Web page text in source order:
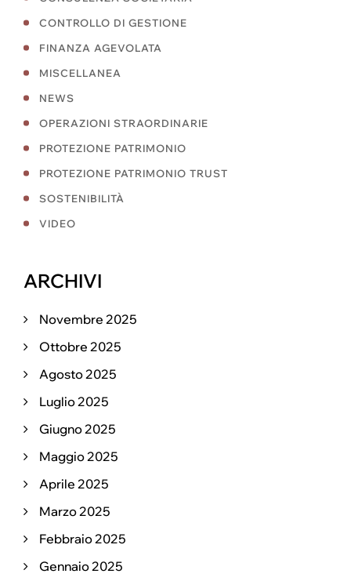
CONTROLLO DI GESTIONE
FINANZA AGEVOLATA
MISCELLANEA
NEWS
OPERAZIONI STRAORDINARIE
PROTEZIONE PATRIMONIO
PROTEZIONE PATRIMONIO TRUST
SOSTENIBILITÀ
VIDEO
ARCHIVI
Novembre 2025
Ottobre 2025
Agosto 2025
Luglio 2025
Giugno 2025
Maggio 2025
Aprile 2025
Marzo 2025
Febbraio 2025
Gennaio 2025